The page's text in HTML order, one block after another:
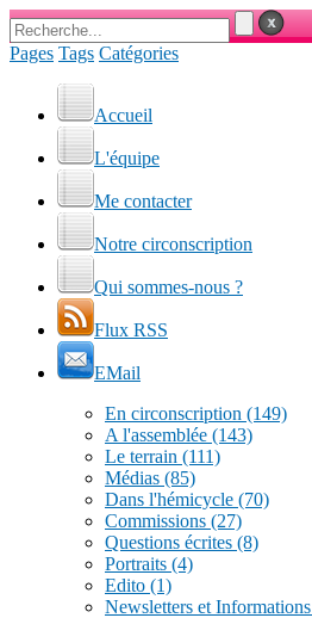
Pages Tags Catégories
Accueil
L'équipe
Me contacter
Notre circonscription
Qui sommes-nous ?
Flux RSS
EMail
En circonscription (149)
A l'assemblée (143)
Le terrain (111)
Médias (85)
Dans l'hémicycle (70)
Commissions (27)
Questions écrites (8)
Portraits (4)
Edito (1)
Newsletters et Informations